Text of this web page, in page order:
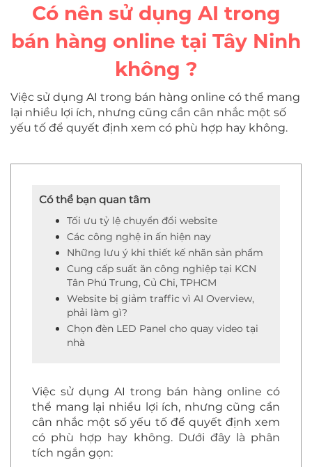
Có nên sử dụng AI trong
bán hàng online tại Tây Ninh
không ?
Việc sử dụng AI trong bán hàng online có thể mang
lại nhiều lợi ích, nhưng cũng cần cân nhắc một số
yếu tố để quyết định xem có phù hợp hay không.
Có thể bạn quan tâm
Tối ưu tỷ lệ chuyển đổi website
Các công nghệ in ấn hiện nay
Những lưu ý khi thiết kế nhãn sản phẩm
Cung cấp suất ăn công nghiệp tại KCN
Tân Phú Trung, Củ Chi, TPHCM
Website bị giảm traffic vì AI Overview,
phải làm gì?
Chọn đèn LED Panel cho quay video tại
nhà
Việc sử dụng AI trong bán hàng online có
thể mang lại nhiều lợi ích, nhưng cũng cần
cân nhắc một số yếu tố để quyết định xem
có phù hợp hay không. Dưới đây là phân
tích ngắn gọn: